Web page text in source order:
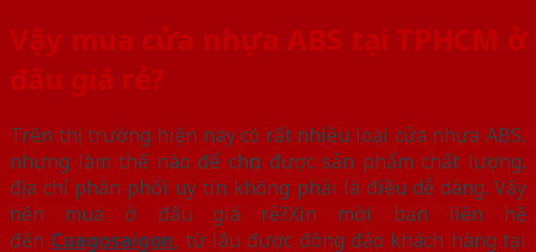
Vậy mua cửa nhựa ABS tại TPHCM ở
đâu giá rẻ?
Trên thị trường hiện nay có rất nhiều loại cửa nhựa ABS,
nhưng làm thế nào để chọn được sản phẩm chất lượng,
địa chỉ phân phối uy tín không phải là điều dễ dàng. Vậy
nên mua ở đâu giá rẻ?Xin mời bạn liên hệ
đến Cuagosaigon, từ lâu được đông đảo khách hàng tại